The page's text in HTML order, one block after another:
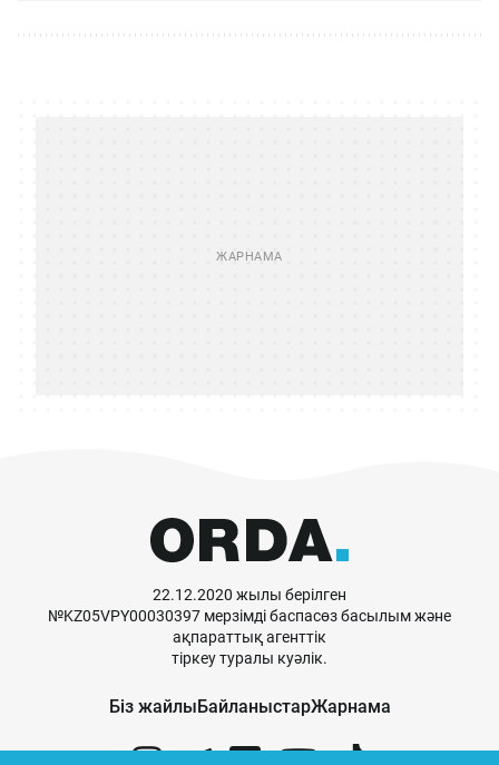
22.12.2020 жылы берілген
№KZ05VPY00030397 мерзімді баспасөз басылым және
ақпараттық агенттік
тіркеу туралы куәлік.
Біз жайлыБайланыстарЖарнама